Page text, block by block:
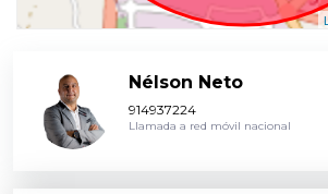
Nélson Neto
914937224
Llamada a red móvil nacional